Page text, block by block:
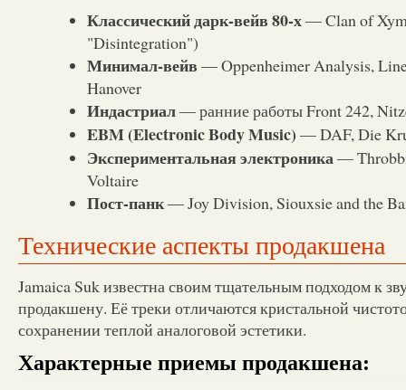
Классический дарк-вейв 80-х— Clan of
"Disintegration")
Минимал-вейв — Oppenheimer Analysis,
Hanover
Индастриал— ранние работы Front 242,
EBM (Electronic Body Music) — DAF, Die
Экспериментальная электроника—
Voltaire
Пост-панк— Joy Division, Siouxsie and the
Технические аспекты продакшена
Jamaica Suk известна своим тщательным подходом к
продакшену. Её треки отличаются кристальной
сохранении теплой аналоговой эстетики.
Характерные приемы продакшена: